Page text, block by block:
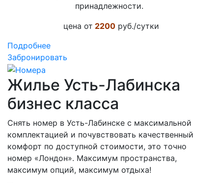
принадлежности.
цена от 2200 руб./сутки
Подробнее
Забронировать
Жилье Усть-Лабинска
бизнес класса
Снять номер в Усть-Лабинске с максимальной
комплектацией и почувствовать качественный
комфорт по доступной стоимости, это точно
номер «Лондон». Максимум пространства,
максимум опций, максимум отдыха!